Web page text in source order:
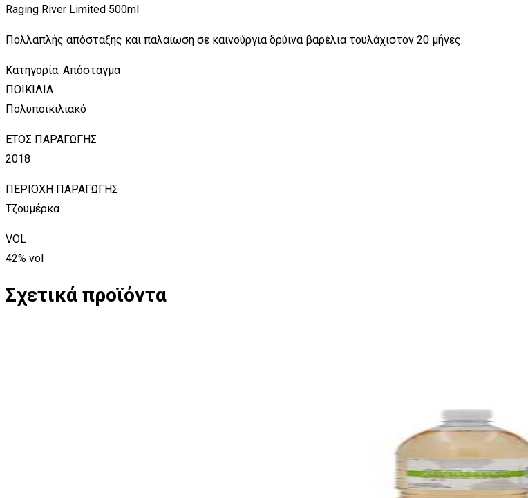
Raging River Limited 500ml
Πολλαπλής απόσταξης και παλαίωση σε καινούργια δρύινα βαρέλια τουλάχιστον 20 μήνες.
Κατηγορία: Απόσταγμα
ΠΟΙΚΙΛΙΑ
Πολυποικιλιακό
ΕΤΟΣ ΠΑΡΑΓΩΓΗΣ
2018
ΠΕΡΙΟΧΗ ΠΑΡΑΓΩΓΗΣ
Τζουμέρκα
VOL
42% vol
Σχετικά προϊόντα